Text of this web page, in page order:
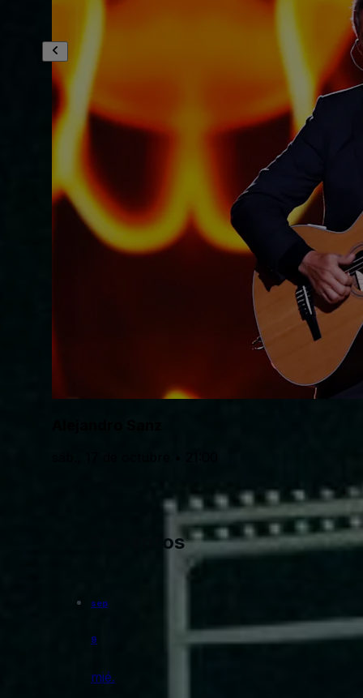
5 eventos
sep
9
mié.